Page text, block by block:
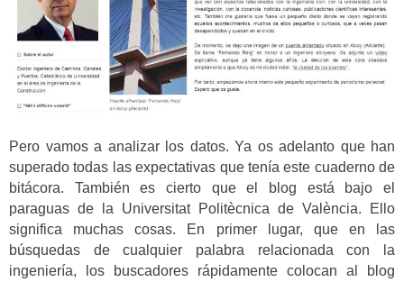
Pero vamos a analizar los datos. Ya os adelanto que han
superado todas las expectativas que tenía este cuaderno de
bitácora. También es cierto que el blog está bajo el
paraguas de la Universitat Politècnica de València. Ello
significa muchas cosas. En primer lugar, que en las
búsquedas de cualquier palabra relacionada con la
ingeniería, los buscadores rápidamente colocan al blog